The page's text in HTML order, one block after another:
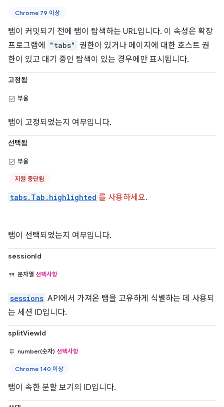
Chrome 79 이상
탭이 커밋되기 전에 탭이 탐색하는 URL입니다. 이 속성은 확장
프로그램에
"tabs" 권한이 있거나 페이지에 대한 호스트 권
한이 있고 대기 중인 탐색이 있는 경우에만 표시됩니다.
고정됨
부울
탭이 고정되었는지 여부입니다.
선택됨
부울
지원 중단됨
tabs.Tab.highlighted 를 사용하세요.
탭이 선택되었는지 여부입니다.
sessionId
문자열 선택사항
sessions API에서 가져온 탭을 고유하게 식별하는 데 사용되
는 세션 ID입니다.
splitViewId
number(숫자) 선택사항
Chrome 140 이상
탭이 속한 분할 보기의 ID입니다.